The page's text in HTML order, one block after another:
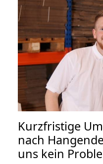
Kurzfristige
nach
uns kein